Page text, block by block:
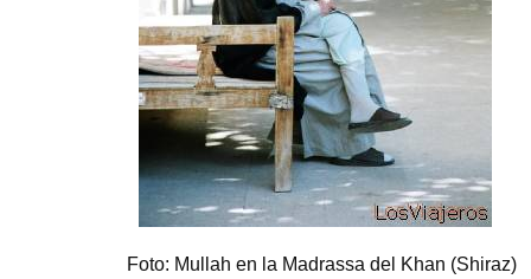
Foto: Mullah en la Madrassa del Khan (Shiraz)